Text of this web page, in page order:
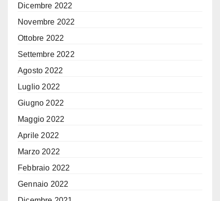
Dicembre 2022
Novembre 2022
Ottobre 2022
Settembre 2022
Agosto 2022
Luglio 2022
Giugno 2022
Maggio 2022
Aprile 2022
Marzo 2022
Febbraio 2022
Gennaio 2022